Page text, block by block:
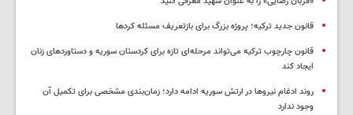
قانون جدید ترکیه؛ پروژه بزرگ‌ برای بازتعریف مسئله کردها
قانون چارچوب ترکیه می‌تواند مرحله‌ای تازه برای کردستان سوریه و دستاوردهای زنان
ایجاد کند
روند ادغام نیروها در ارتش سوریه ادامه دارد؛ زمان‌بندی مشخصی برای تکمیل آن
وجود ندارد